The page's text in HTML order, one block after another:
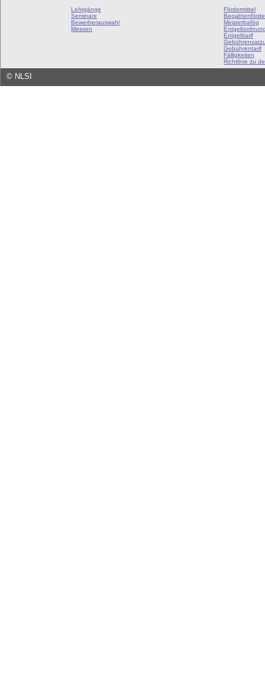
Lehrgänge
Seminare
Bewerberauswahl
Messen
Fördermittel
Meisterbafög
Entgelttarif
Gebührentarif
Fälligkeiten
Richtlinie zu
© NLSI